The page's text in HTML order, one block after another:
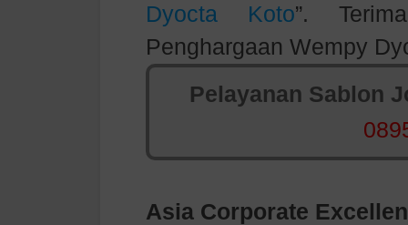
Dyocta Koto”.
Penghargaan Wempy
Pelayanan Sablon
Asia Corporate